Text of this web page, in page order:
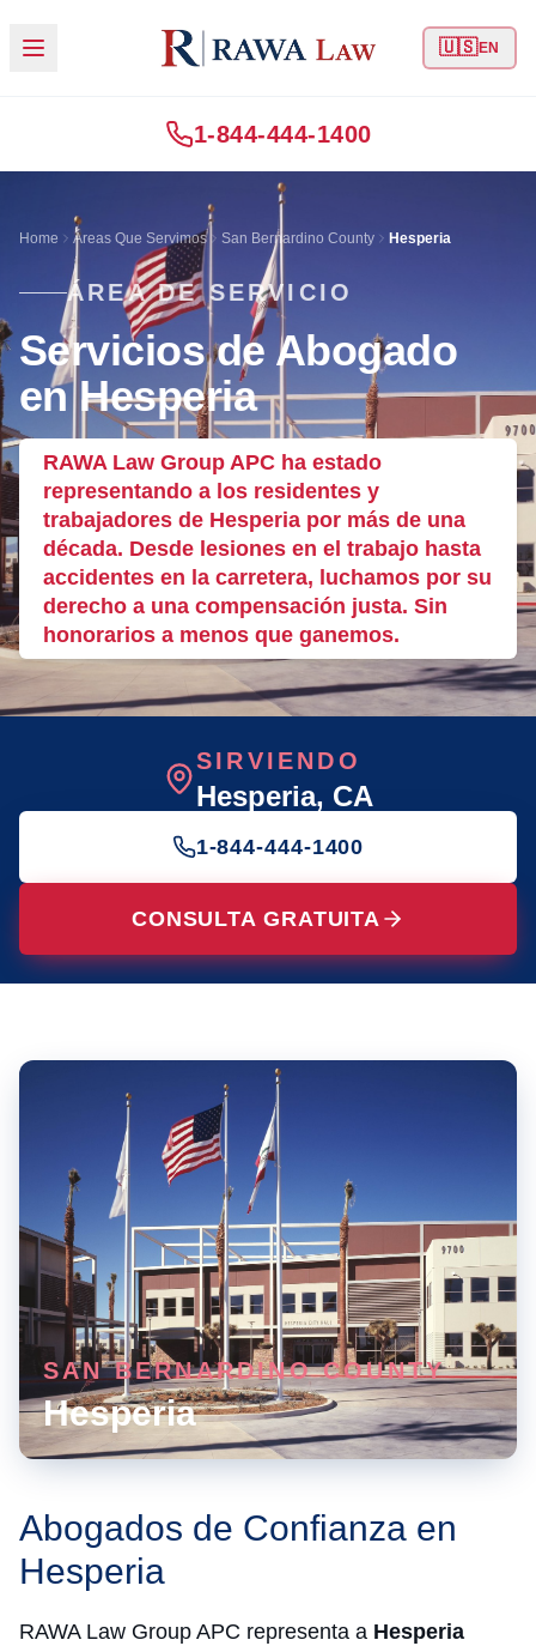
🇺🇸EN
1-844-444-1400
Home Áreas Que Servimos San Bernardino County Hesperia
ÁREA DE SERVICIO
Servicios de Abogado
en Hesperia
RAWA Law Group APC ha estado
representando a los residentes y
trabajadores de Hesperia por más de una
década. Desde lesiones en el trabajo hasta
accidentes en la carretera, luchamos por su
derecho a una compensación justa. Sin
honorarios a menos que ganemos.
SIRVIENDO
Hesperia, CA
1-844-444-1400
CONSULTA GRATUITA
SAN BERNARDINO COUNTY
Hesperia
Abogados de Confianza en
Hesperia
RAWA Law Group APC representa a Hesperia